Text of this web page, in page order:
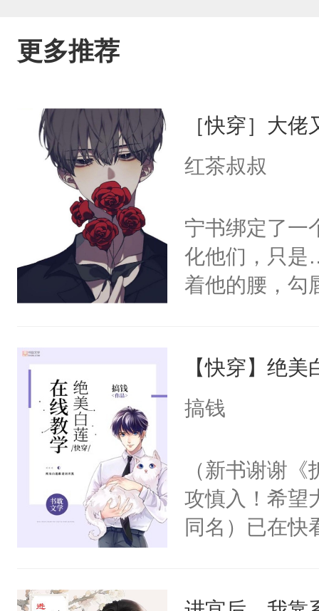
更多推荐
［快穿］大
红茶叔叔
宁书绑定了一
化他们，只是
着他的腰，勾
来，给老公
用力——为你
【快穿】绝
搞钱
（新书谢谢
攻慎入！希望
同名）已在快